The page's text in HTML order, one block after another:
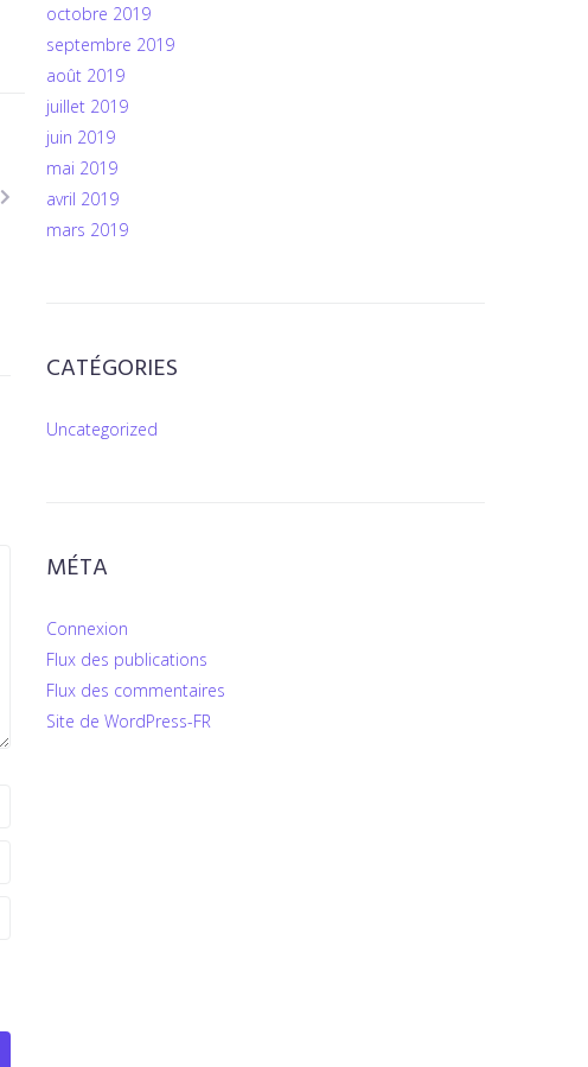
octobre 2019
septembre 2019
août 2019
juillet 2019
juin 2019
mai 2019
avril 2019
mars 2019
CATÉGORIES
Uncategorized
MÉTA
Connexion
Flux des publications
Flux des commentaires
Site de WordPress-FR